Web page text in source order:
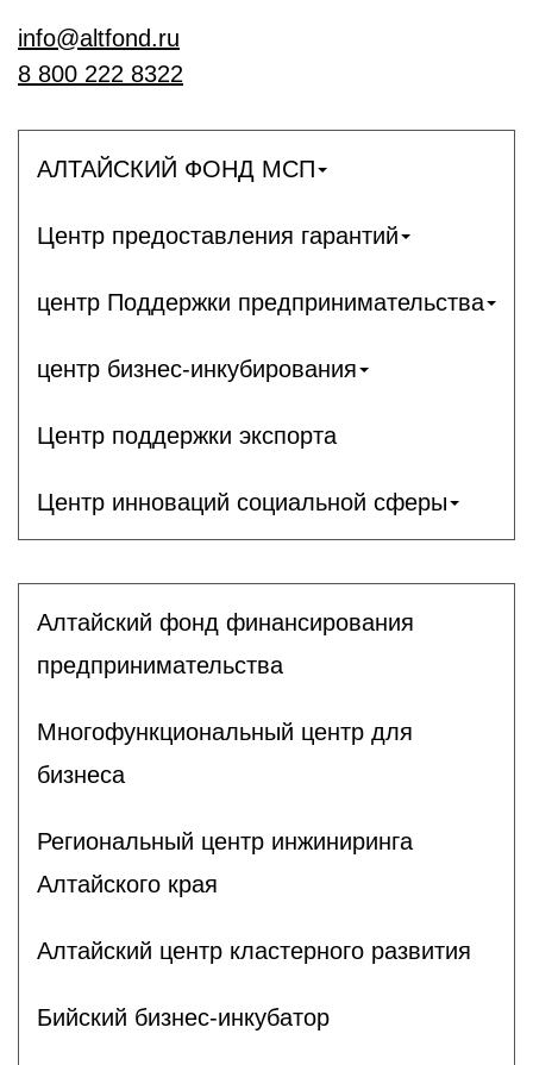
info@altfond.ru
8 800 222 8322
АЛТАЙСКИЙ ФОНД МСП
Центр предоставления гарантий
центр Поддержки предпринимательства
центр бизнес-инкубирования
Центр поддержки экспорта
Центр инноваций социальной сферы
Алтайский фонд финансирования
предпринимательства
Многофункциональный центр для
бизнеса
Региональный центр инжиниринга
Алтайского края
Алтайский центр кластерного развития
Бийский бизнес-инкубатор